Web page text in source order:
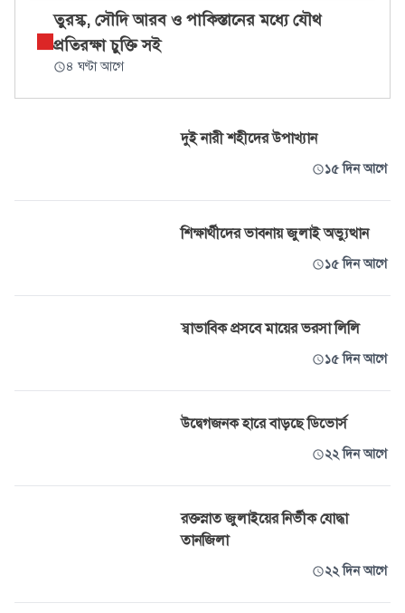
তুরস্ক, সৌদি আরব ও পাকিস্তানের মধ্যে যৌথ
প্রতিরক্ষা চুক্তি সই
৪ ঘণ্টা আগে
দুই নারী শহীদের উপাখ্যান
১৫ দিন আগে
শিক্ষার্থীদের ভাবনায় জুলাই অভ্যুত্থান
১৫ দিন আগে
স্বাভাবিক প্রসবে মায়ের ভরসা লিলি
১৫ দিন আগে
উদ্বেগজনক হারে বাড়ছে ডিভোর্স
২২ দিন আগে
রক্তস্নাত জুলাইয়ের নির্ভীক যোদ্ধা
তানজিলা
২২ দিন আগে